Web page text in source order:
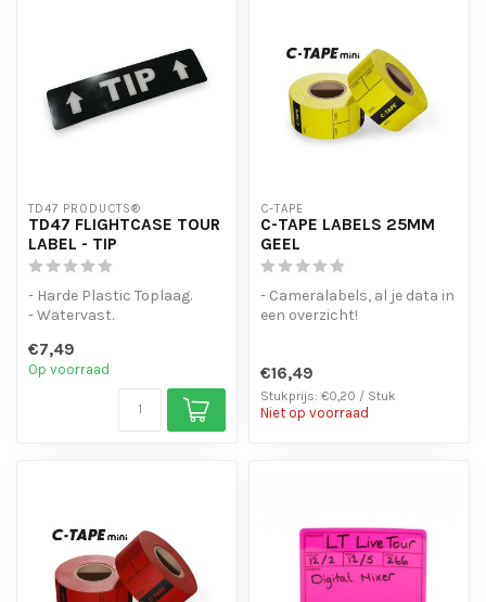
TD47 PRODUCTS®
TD47 FLIGHTCASE TOUR
LABEL - TIP
- Harde Plastic Toplaag.
- Watervast.
€7,49
Op voorraad
C-TAPE
C-TAPE LABELS 25MM
GEEL
- Cameralabels, al je data in
een overzicht!
€16,49
Stukprijs: €0,20 / Stuk
Niet op voorraad